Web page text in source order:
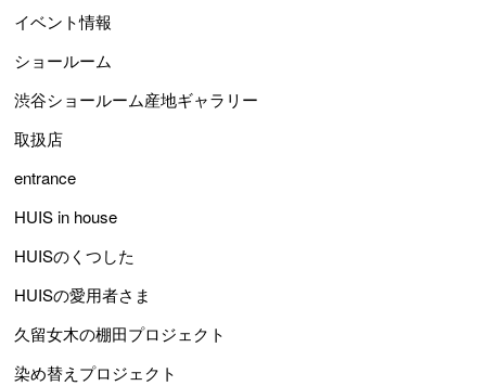
イベント情報
ショールーム
渋谷ショールーム産地ギャラリー
取扱店
entrance
HUIS in house
HUISのくつした
HUISの愛用者さま
久留女木の棚田プロジェクト
染め替えプロジェクト